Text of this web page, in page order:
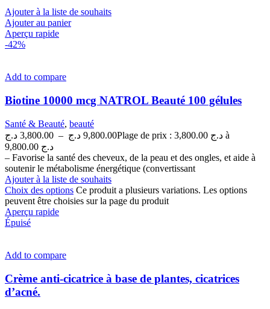
Ajouter à la liste de souhaits
Ajouter au panier
Aperçu rapide
-42%
Add to compare
Biotine 10000 mcg NATROL Beauté 100 gélules
Santé & Beauté, beauté
3,800.00 د.ج – 9,800.00 د.ج
Plage de prix : 3,800.00 د.ج à
9,800.00 د.ج
– Favorise la santé des cheveux, de la peau et des ongles, et aide à
soutenir le métabolisme énergétique (convertissant
Ajouter à la liste de souhaits
Choix des options Ce produit a plusieurs variations. Les options
peuvent être choisies sur la page du produit
Aperçu rapide
Épuisé
Add to compare
Crème anti-cicatrice à base de plantes, cicatrices
d’acné.